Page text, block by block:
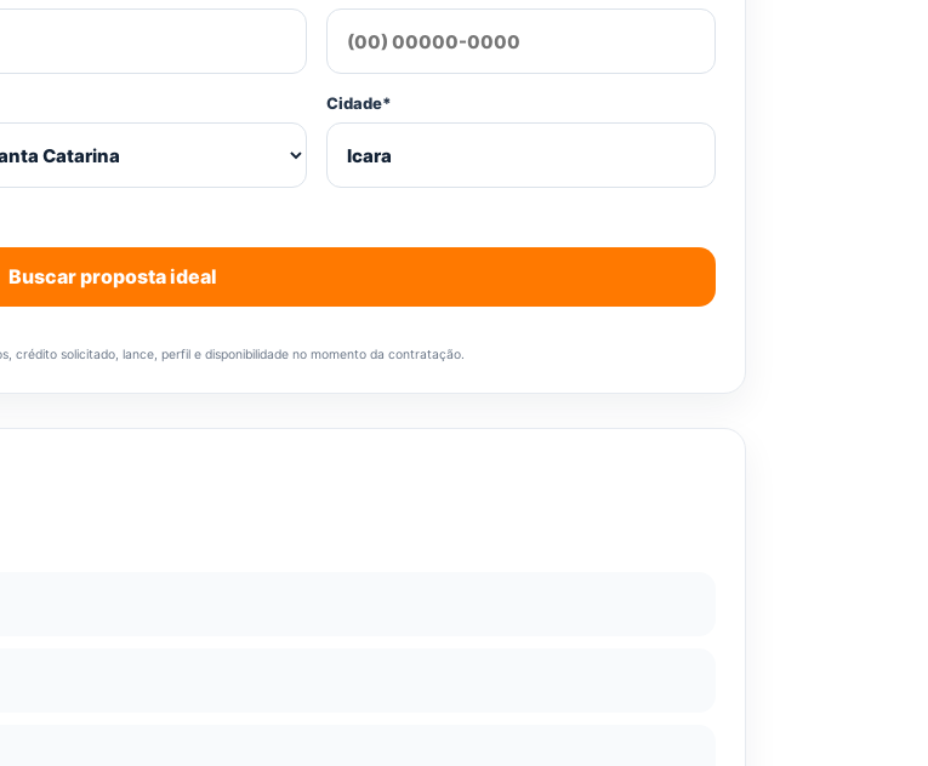
Cidade*
Buscar proposta ideal
crédito solicitado, lance, perfil e disponibilidade no momento da contratação.